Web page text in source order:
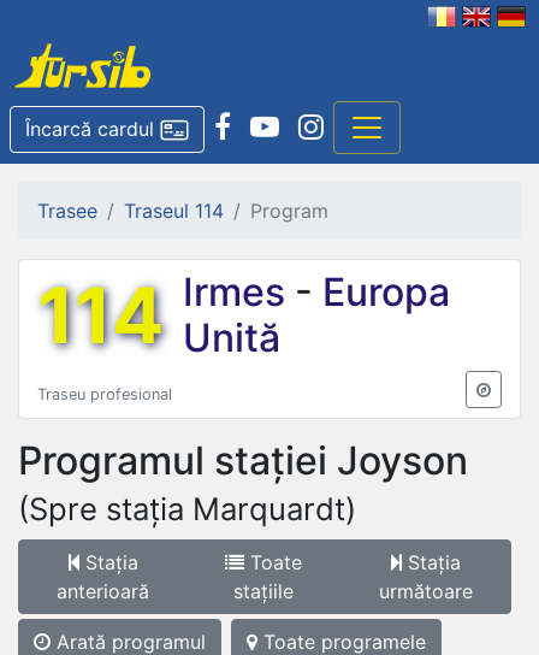
Încarcă cardul
Trasee Traseul 114 Program
114 Irmes - Europa
Unită
Traseu profesional
Programul stației Joyson
(Spre stația Marquardt)
Stația
anterioară
Toate
stațiile
Stația
următoare
Arată programul
Toate programele